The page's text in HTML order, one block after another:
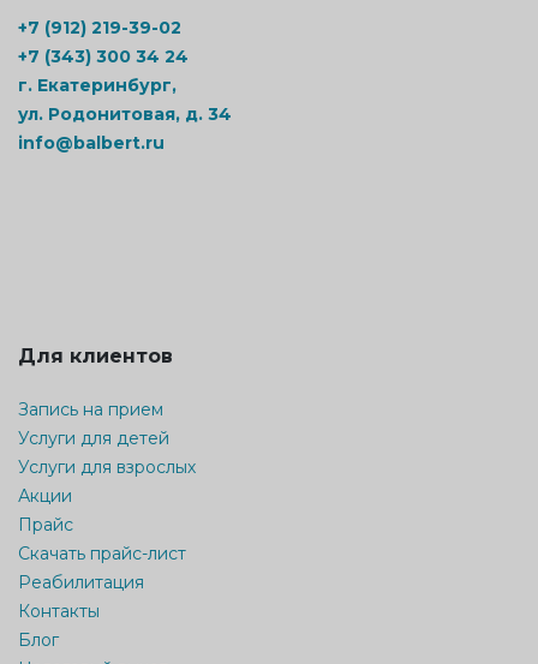
+7 (912) 219-39-02
+7 (343) 300 34 24
г. Екатеринбург,
ул. Родонитовая, д. 34
info@balbert.ru
Для клиентов
Запись на прием
Услуги для детей
Услуги для взрослых
Акции
Прайс
Скачать прайс-лист
Реабилитация
Контакты
Блог